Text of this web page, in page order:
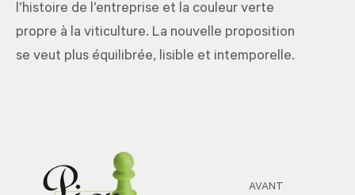
l’histoire de l’entreprise et la couleur verte
propre à la viticulture. La nouvelle proposition
se veut plus équilibrée, lisible et intemporelle.
AVANT